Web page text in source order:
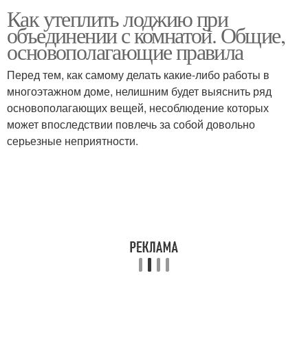
Как утеплить лоджию при
объединении с комнатой. Общие,
основополагающие правила
Перед тем, как самому делать какие-либо работы в
многоэтажном доме, нелишним будет выяснить ряд
основополагающих вещей, несоблюдение которых
может впоследствии повлечь за собой довольно
серьезные неприятности.